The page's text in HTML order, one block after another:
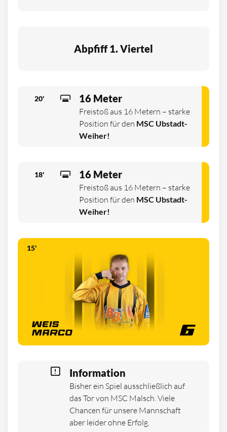
Abpfiff 1. Viertel
20' 16 Meter
Freistoß aus 16 Metern – starke
Position für den MSC Ubstadt-
Weiher!
18' 16 Meter
Freistoß aus 16 Metern – starke
Position für den MSC Ubstadt-
Weiher!
15'
Information
Bisher ein Spiel ausschließlich auf
das Tor von MSC Malsch. Viele
Chancen für unsere Mannschaft
aber leider ohne Erfolg.